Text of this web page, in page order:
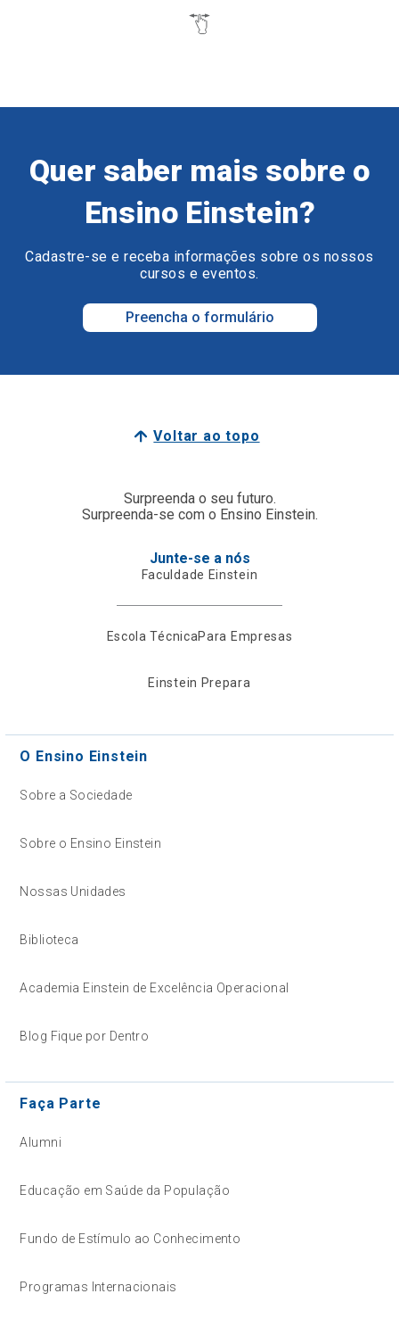
Quer saber mais sobre o
Ensino Einstein?
Cadastre-se e receba informações sobre os nossos
cursos e eventos.
Preencha o formulário
Voltar ao topo
Surpreenda o seu futuro.
Surpreenda-se com o Ensino Einstein.
Junte-se a nós
Faculdade Einstein
Escola TécnicaPara Empresas
Einstein Prepara
O Ensino Einstein
Sobre a Sociedade
Sobre o Ensino Einstein
Nossas Unidades
Biblioteca
Academia Einstein de Excelência Operacional
Blog Fique por Dentro
Faça Parte
Alumni
Educação em Saúde da População
Fundo de Estímulo ao Conhecimento
Programas Internacionais